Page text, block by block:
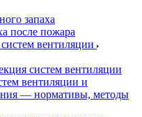
запаха
после пожара
вентиляции
систем вентиляции
вентиляции и
— нормативы, методы